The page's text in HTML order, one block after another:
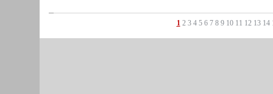
1 2 3 4 5 6 7 8 9 10 11 12 13 14